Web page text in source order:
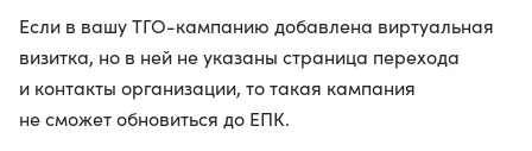
Если в вашу ТГО-кампанию добавлена виртуальная
визитка, но в ней не указаны страница перехода
и контакты организации, то такая кампания
не сможет обновиться до ЕПК.